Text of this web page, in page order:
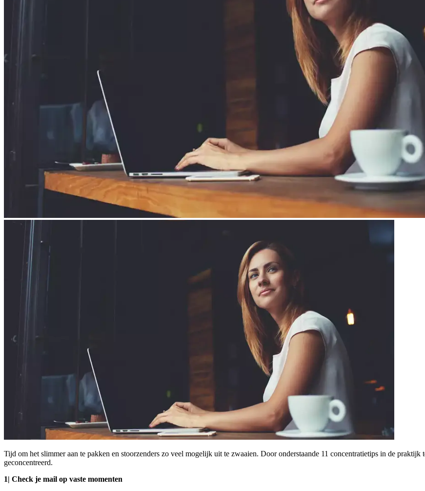
Tijd om het slimmer aan te pakken en stoorzenders zo veel mogelijk uit te zwaaien. Door onderstaande 11 concentratietips in de
geconcentreerd.
1| Check je mail op vaste momenten